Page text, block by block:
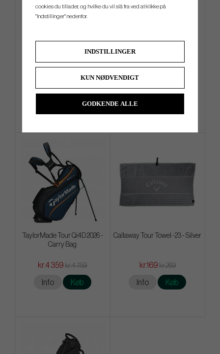
Mizuno Pro S - White
kr.429
Ogio Alpha Slim Travel Cover
kr.1 699
TaylorMade Tour Qi4D 2026 -
Carry Bag
kr.4 359 kr.4 759
Info Køb
Callaway Tour Towel -23 - Silver
kr.169 kr.269
Info Køb
cookies du tillader, og hvilke du vil slå fra ved at klikke på
"Indstillinger" nedenfor.
INDSTILLINGER
KUN NØDVENDIGT
GODKENDE ALLE